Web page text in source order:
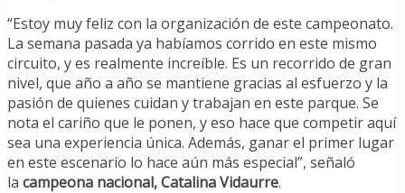
“Estoy muy feliz con la organización de este campeonato.
La semana pasada ya habíamos corrido en este mismo
circuito, y es realmente increíble. Es un recorrido de gran
nivel, que año a año se mantiene gracias al esfuerzo y la
pasión de quienes cuidan y trabajan en este parque. Se
nota el cariño que le ponen, y eso hace que competir aquí
sea una experiencia única. Además, ganar el primer lugar
en este escenario lo hace aún más especial”, señaló
la campeona nacional, Catalina Vidaurre.